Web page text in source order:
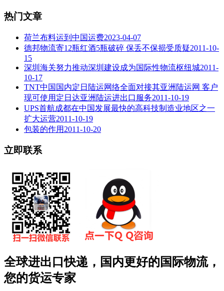
热门文章
荷兰布料运到中国运费2023-04-07
德邦物流寄12瓶红酒5瓶破碎 保丢不保损受质疑2011-10-
15
深圳海关努力推动深圳建设成为国际性物流枢纽城2011-
10-17
TNT中国国内定日陆运网络全面对接其亚洲陆运网 客户
现可使用定日达亚洲陆运进出口服务2011-10-19
UPS首航成都在中国发展最快的高科技制造业地区之一
扩大运营2011-10-19
包装的作用 2011-10-20
立即联系
全球进出口快递，国内更好的国际物流，
您的货运专家